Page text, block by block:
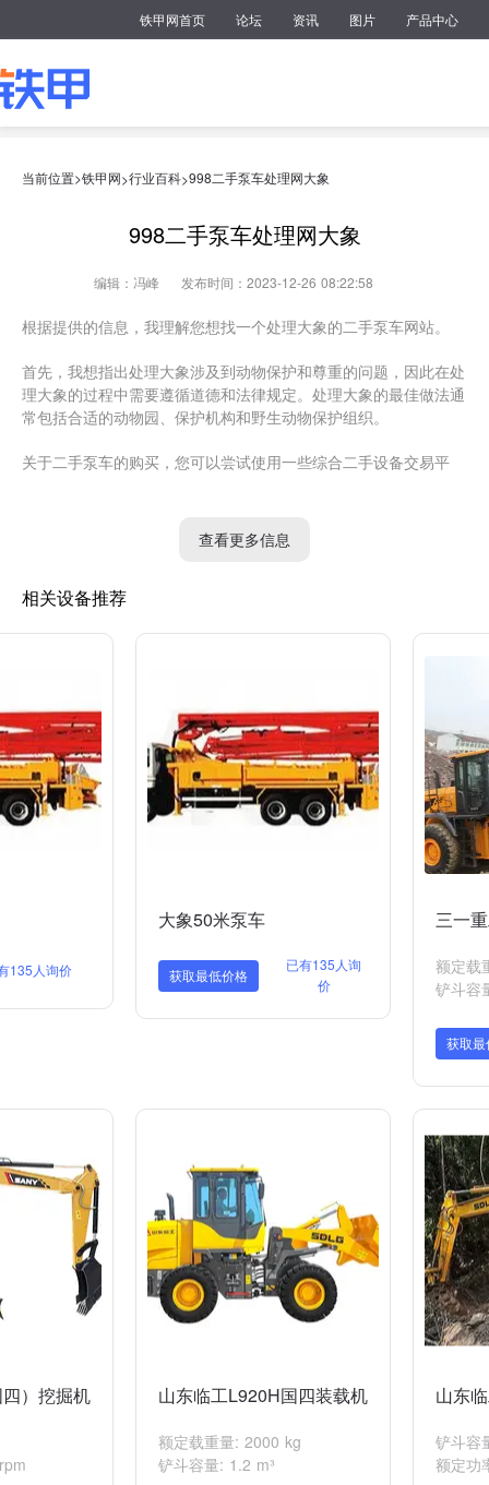
铁甲网首页 论坛 资讯 图片 产品中心
当前位置>铁甲网>行业百科>998二手泵车处理网大象
998二手泵车处理网大象
编辑：冯峰 发布时间：2023-12-26 08:22:58
根据提供的信息，我理解您想找一个处理大象的二手泵车网站。
首先，我想指出处理大象涉及到动物保护和尊重的问题，因此在处
理大象的过程中需要遵循道德和法律规定。处理大象的最佳做法通
常包括合适的动物园、保护机构和野生动物保护组织。
关于二手泵车的购买，您可以尝试使用一些综合二手设备交易平
索相关关键词，如“二手泵车”，“大象处理设备”等，以找到合适的
然而，我强烈建议在进行任何交易前仔细检查卖家的信誉和产品的
以为您提供更具体的建议和信息。
查看更多信息
相关设备推荐
135人询价
大象50米泵车
获取最低价格
已有135人询
价
三一
额定载
铲斗容
获取
）挖掘机 山东临工L920H国四装载机
额定载重量: 2000 kg
铲斗容量: 1.2 m³
山东
铲斗容
额定功